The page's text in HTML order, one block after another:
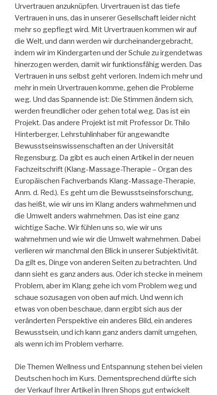
Urvertrauen anzuknüpfen. Urvertrauen ist das tiefe
Vertrauen in uns, das in unserer Gesellschaft leider nicht
mehr so gepflegt wird. Mit Urvertrauen kommen wir auf
die Welt, und dann werden wir durcheinandergebracht,
indem wir im Kindergarten und der Schule zu irgendetwas
hinerzogen werden, damit wir funktionsfähig werden. Das
Vertrauen in uns selbst geht verloren. Indem ich mehr und
mehr in mein Urvertrauen komme, gehen die Probleme
weg. Und das Spannende ist: Die Stimmen ändern sich,
werden freundlicher oder gehen total weg. Das ist ein
Projekt. Das andere Projekt ist mit Professor Dr. Thilo
Hinterberger, Lehrstuhlinhaber für angewandte
Bewusstseinswissenschaften an der Universität
Regensburg. Da gibt es auch einen Artikel in der neuen
Fachzeitschrift (Klang-Massage-Therapie – Organ des
Europäischen Fachverbands Klang-Massage-Therapie,
Anm. d. Red.). Es geht um die Bewusstseinsforschung,
das heißt, wie wir uns im Klang anders wahrnehmen und
die Umwelt anders wahrnehmen. Das ist eine ganz
wichtige Sache. Wir fühlen uns so, wie wir uns
wahrnehmen und wie wir die Umwelt wahrnehmen. Dabei
verlieren wir manchmal den Blick in unserer Subjektivität.
Da gilt es, Dinge von anderen Seiten zu betrachten. Und
dann sieht es ganz anders aus. Oder ich stecke in meinem
Problem, aber im Klang gehe ich vom Problem weg und
schaue sozusagen von oben auf mich. Und wenn ich
etwas von oben beschaue, dann ergibt sich aus der
veränderten Perspektive ein anderes Bild, ein anderes
Bewusstsein, und ich kann ganz anders damit umgehen,
als wenn ich im Problem verharre.
Die Themen Wellness und Entspannung stehen bei vielen
Deutschen hoch im Kurs. Dementsprechend dürfte sich
der Verkauf Ihrer Artikel in Ihren Shops gut entwickelt